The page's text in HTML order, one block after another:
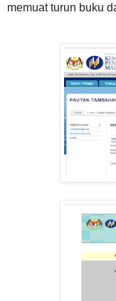
memuat turun buku